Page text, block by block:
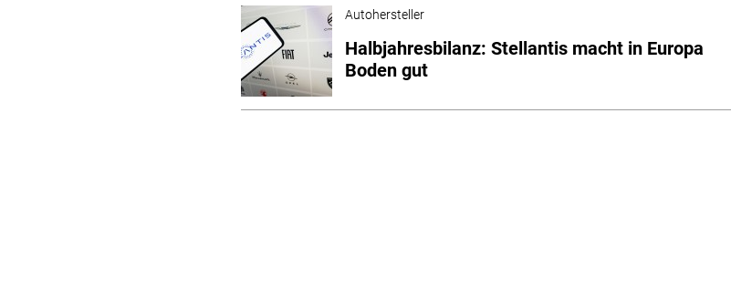
Autohersteller
Halbjahresbilanz: Stellantis macht in Europa
Boden gut